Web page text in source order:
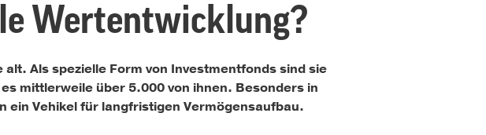
Wertentwicklung?
Als spezielle Form von Investmentfonds sind sie
mittlerweile über 5.000 von ihnen. Besonders in
ein Vehikel für langfristigen Vermögensaufbau.